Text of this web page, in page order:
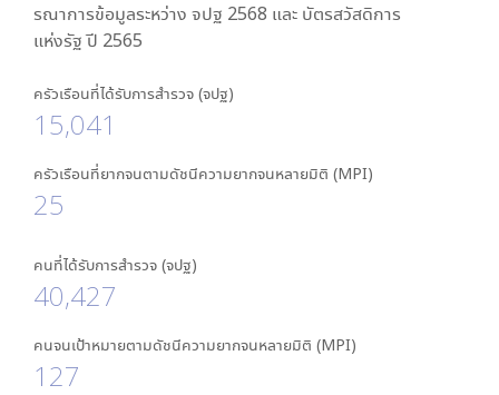
รณาการข้อมูลระหว่าง จปฐ 2568 และ บัตรสวัสดิการ
แห่งรัฐ ปี 2565
ครัวเรือนที่ได้รับการสำรวจ (จปฐ)
15,041
ครัวเรือนที่ยากจนตามดัชนีความยากจนหลายมิติ (MPI)
25
คนที่ได้รับการสำรวจ (จปฐ)
40,427
คนจนเป้าหมายตามดัชนีความยากจนหลายมิติ (MPI)
127